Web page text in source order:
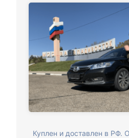
Куплен и доставлен в РФ.